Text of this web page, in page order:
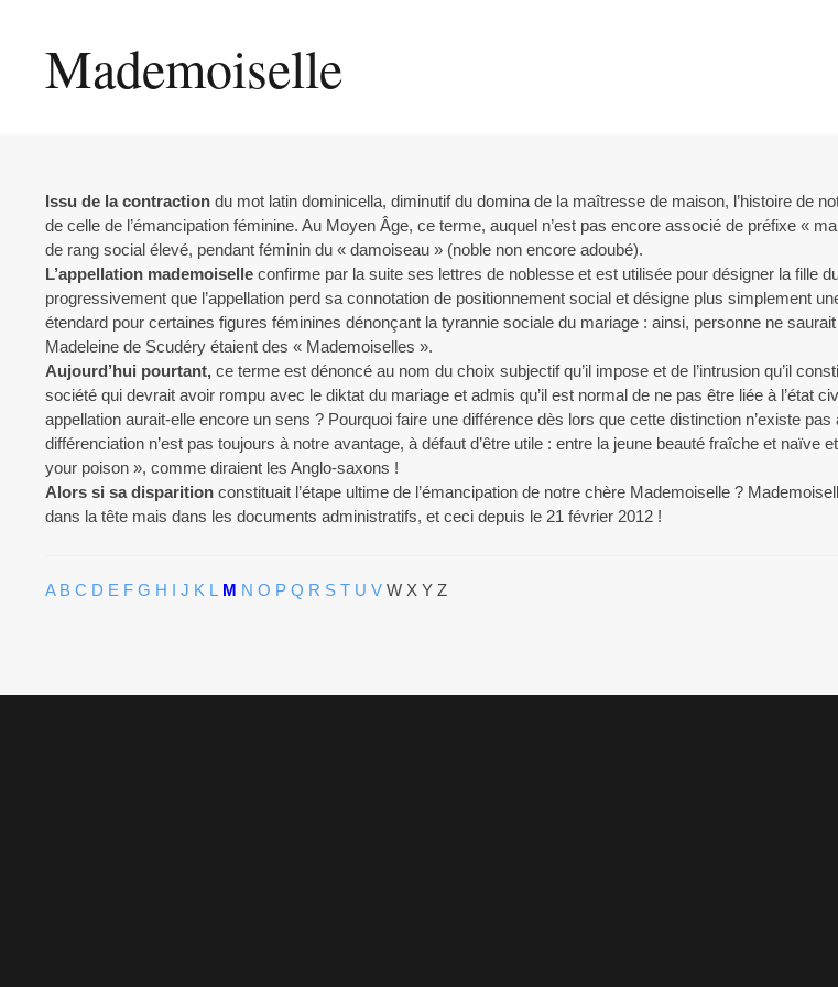
Mademoiselle
Issu de la contraction du mot latin dominicella, diminutif du domina de la maîtresse de maison, l’histoire de
de celle de l’émancipation féminine. Au Moyen Âge, ce terme, auquel n’est pas encore associé de préfixe «
de rang social élevé, pendant féminin du « damoiseau » (noble non encore adoubé).
L’appellation mademoiselle confirme par la suite ses lettres de noblesse et est utilisée pour désigner la fille
progressivement que l’appellation perd sa connotation de positionnement social et désigne plus simplement
étendard pour certaines figures féminines dénonçant la tyrannie sociale du mariage : ainsi, personne ne
Madeleine de Scudéry étaient des « Mademoiselles ».
Aujourd’hui pourtant, ce terme est dénoncé au nom du choix subjectif qu’il impose et de l’intrusion qu’il
société qui devrait avoir rompu avec le diktat du mariage et admis qu’il est normal de ne pas être liée à l’état
appellation aurait-elle encore un sens ? Pourquoi faire une différence dès lors que cette distinction n’existe
différenciation n’est pas toujours à notre avantage, à défaut d’être utile : entre la jeune beauté fraîche et naïve
your poison », comme diraient les Anglo-saxons !
Alors si sa disparition constituait l’étape ultime de l’émancipation de notre chère Mademoiselle ?
dans la tête mais dans les documents administratifs, et ceci depuis le 21 février 2012 !
A B C D E F G H I J K L M N O P Q R S T U V W X Y Z